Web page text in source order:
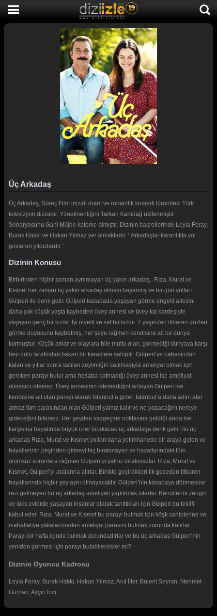
SON EKLENEN DİZİLER
GENÇLİK
DİZİ HABERLERİ
Üç Arkadaş
Üç Arkadaş, Süreç Film imzalı dram ve romantik komedi türündeki Türk
televizyon dizisidir. Yönetmenliğini Tarkan Karlıdağ üstlenmiştir.
Senaryosunu Gani Müjde kaleme almıştır. Dizinin başrollerinde Leyla Feray,
Burak Hakkı ve Hakan Yılmaz yer almaktadır. ‘’Arkadaşlar karanlıkta yol
gösteren yıldızlardır..’’
Dizinin Konusu
Birbirinden hiçbir zaman ayrılmayan üç yakın arkadaş.. Rıza, Murat ve
Kısmet her zaman üç yakın arkadaş olmayı başarmış ve bir gün yolları
Gülperi ile denk gelir. Gülperi kasabada yaşayan görme engelli ailesini
daha çok küçük yaşta kaybeden üvey annesi ve üvey kız kardeşiyle
yaşayan genç bir kızdır. İyi niyetli ve saf bir kızdır. 7 yaşından itibaren gözleri
görme duyusunu kaybetmiş, her şeye rağmen kendisine ait bir dünya
kurmuştur. Küçük anlar ve olaylara bile mutlu olan, görmediği dünyaya karşı
hep dolu tarafından bakan bir karaktere sahiptir. Gülperi’ye babasından
kalan ve yıllar sonra satılan zeytinliğin satılmasıyla ameliyat olmak için
gereken parayı bulur ama hesaba katmadığı üvey annesi ise ameliyat
olmasını istemez. Üvey annesinin istemediğini anlayan Gülperi ise
kendisine ait olan parayı alarak İstanbul’a gider. İstanbul’a daha adım atar
atmaz tüm parasından olan Gülperi yalnız kalır ve ne yapacağını nereye
gideceğini bilemez. Her şeyden vazgeçme noktasına geldiği anda ise
karşısına hayatında büyük izler bırakacak üç arkadaşa denk gelir. Bu üç
arkadaş Rıza, Murat ve Kısmet yolları daha yetimhanede bir araya gelen ve
hayallerinin peşinden gitmeyi hiç bırakmayan ve hayatlarındaki tüm
olumsuz sorunlara rağmen Gülperi’yi yalnız bırakmazlar. Rıza, Murat ve
Kısmet, Gülperi’yi aralarına alırlar. Birlikte geçirdikleri ilk geceden itibaren
hayatlarında hiçbir şey aynı olmayacaktır. Gülperi’nin kasabaya dönmesine
razı gelmeyen bu üç arkadaş ameliyatı yaptırmak isterler. Kendilerini zengin
ve lüks evlerde yaşayan insanlar olarak tanıttıkları için Gülperi bu teklifi
kabul eder. Rıza, Murat ve Kısmet bu parayı bulmak için köşk sahiplerine ve
mahalleliye yakalanmadan ameliyat parasını bulmak zorunda kalırlar.
Parayı bir hafta içinde bulmak zorundadırlar ve bu üç arkadaş Gülperi’nin
yeniden görmesi için parayı bulabilecekler mi?
Dizinin Oyuncu Kadrosu
Leyla Feray, Burak Hakkı, Hakan Yılmaz, Anıl İlter, Bülent Seyran, Mehmet
Gürhan, Ayçin İnci.